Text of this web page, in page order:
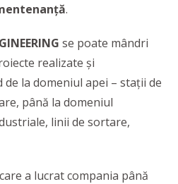
.
se poate mândri
realizate şi
la domeniul apei – staţii de
până la domeniul
linii de sortare,
a lucrat compania până